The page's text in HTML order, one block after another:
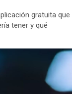
gratuita que
tener y qué